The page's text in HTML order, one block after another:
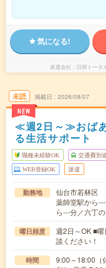
気になる!
派遣会社 日研トータ
未読
NEW
掲載日 2026/08/07
≪週2日～≫おば
る生活サポート
職種未経験OK 交通費別
WEB登録OK 派遣
勤務地
仙台市若林区
薬師堂駅から
ら---分／六丁
曜日頻度
週2日～OK ■
談ください！
時間
9:00～18:00（